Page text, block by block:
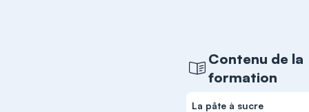
Contenu de la
formation
La pâte à sucre